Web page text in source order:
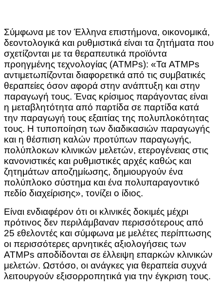
Σύμφωνα με τον Έλληνα επιστήμονα, οικονομικά,
δεοντολογικά και ρυθμιστικά είναι τα ζητήματα που
σχετίζονται με τα θεραπευτικά προϊόντα
προηγμένης τεχνολογίας (ATMPs): «Τα ATMPs
αντιμετωπίζονται διαφορετικά από τις συμβατικές
θεραπείες όσον αφορά στην ανάπτυξη και στην
παραγωγή τους. Ένας κρίσιμος παράγοντας είναι
η μεταβλητότητα από παρτίδα σε παρτίδα κατά
την παραγωγή τους εξαιτίας της πολυπλοκότητας
τους. Η τυποποίηση των διαδικασιών παραγωγής
και η θέσπιση καλών προτύπων παραγωγής,
πολύπλοκων κλινικών μελετών, ετερογένειας στις
κανονιστικές και ρυθμιστικές αρχές καθώς και
ζητημάτων αποζημίωσης, δημιουργούν ένα
πολύπλοκο σύστημα και ένα πολυπαραγοντικό
πεδίο διαχείρισης», τονίζει ο ίδιος.
Είναι ενδιαφέρον ότι οι κλινικές δοκιμές μέχρι
πρότινος δεν περιλάμβαναν περισσότερους από
25 εθελοντές και σύμφωνα με μελέτες περίπτωσης
οι περισσότερες αρνητικές αξιολογήσεις των
ATMPs αποδίδονται σε έλλειψη επαρκών κλινικών
μελετών. Ωστόσο, οι ανάγκες για θεραπεία συχνά
λειτουργούν εξισορροπητικά για την έγκριση τους.